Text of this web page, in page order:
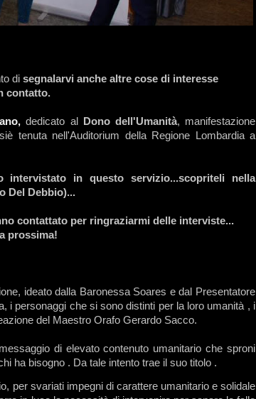
di segnalarvi anche altre cose di interesse
contatto.
dedicato al Dono dell'Umanità, manifestazione
tenuta nell'Auditorium della Regione Lombardia a
intervistato in questo servizio...scopriteli nella
Del Debbio)...
contattato per ringraziarmi delle interviste...
prossima!
ideato dalla Baronessa Soares e dal Presentatore
i personaggi che si sono distinti per la loro umanità , i
del Maestro Orafo Gerardo Sacco.
di elevato contenuto umanitario che sproni
ha bisogno . Da tale intento trae il suo titolo .
per svariati impegni di carattere umanitario e solidale